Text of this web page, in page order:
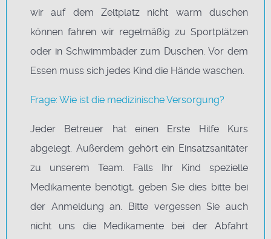
wir auf dem Zeltplatz nicht warm duschen
können fahren wir regelmäßig zu Sportplätzen
oder in Schwimmbäder zum Duschen. Vor dem
Essen muss sich jedes Kind die Hände waschen.
Frage: Wie ist die medizinische Versorgung?
Jeder Betreuer hat einen Erste Hilfe Kurs
abgelegt. Außerdem gehört ein Einsatzsanitäter
zu unserem Team. Falls Ihr Kind spezielle
Medikamente benötigt, geben Sie dies bitte bei
der Anmeldung an. Bitte vergessen Sie auch
nicht uns die Medikamente bei der Abfahrt